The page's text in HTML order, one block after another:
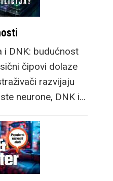
i DNK: budućnost
čipovi dolaze
razvijaju
neurone, DNK i…